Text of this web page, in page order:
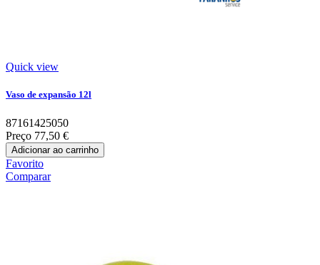
Quick view
Vaso de expansão 12l
87161425050
Preço 77,50 €
Adicionar ao carrinho
Favorito
Comparar